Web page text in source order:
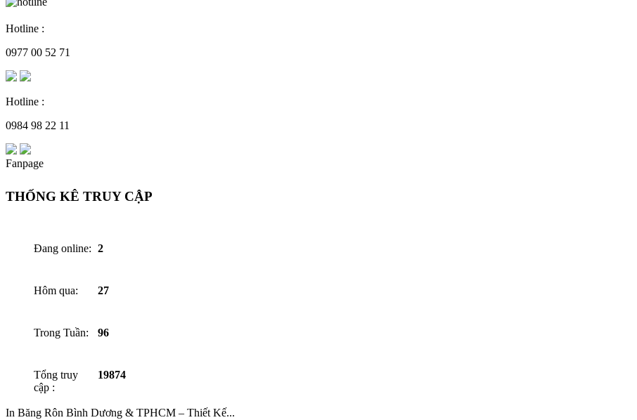
Hotline :
0977 00 52 71
Hotline :
0984 98 22 11
Fanpage
THỐNG KÊ TRUY CẬP
Đang online: 2
Hôm qua: 27
Trong Tuần: 96
Tổng truy
cập :
19874
In Băng Rôn Bình Dương & TPHCM – Thiết Kế...